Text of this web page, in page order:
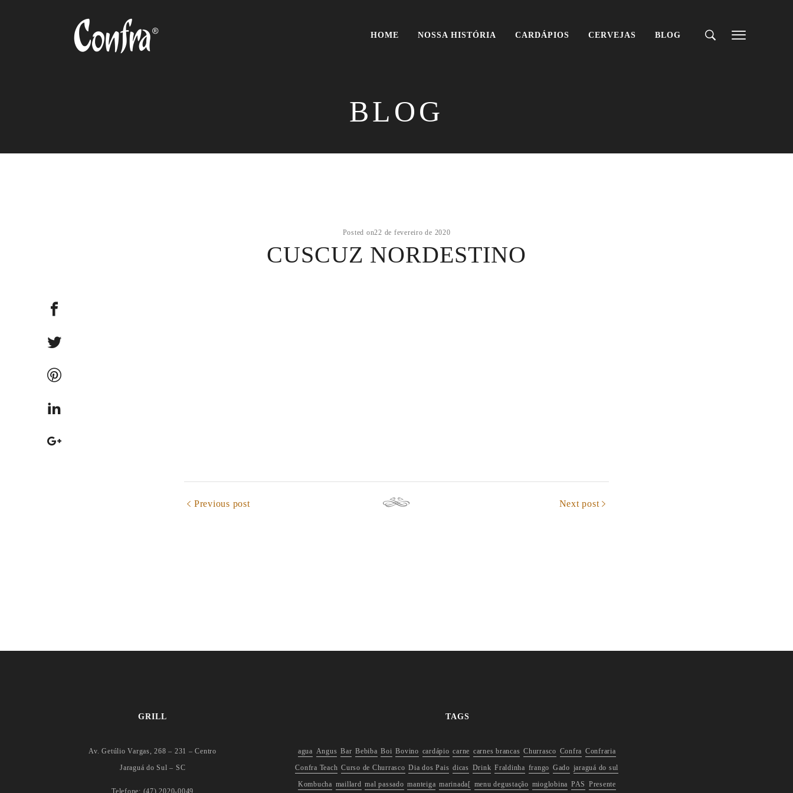
HOME NOSSA HISTÓRIA CARDÁPIOS CERVEJAS BLOG
BLOG
Posted on22 de fevereiro de 2020
CUSCUZ NORDESTINO
Previous post Next post
GRILL
Av. Getúlio Vargas, 268 – 231 – Centro
Jaraguá do Sul – SC
Telefone: (47) 2020-0049
TAGS
agua Angus Bar Bebiba Boi Bovino cardápio carne carnes brancas Churrasco Confra Confraria
Confra Teach Curso de Churrasco Dia dos Pais dicas Drink Fraldinha frango Gado jaraguá do sul
Kombucha maillard mal passado manteiga marinada[ menu degustação mioglobina PAS Presente